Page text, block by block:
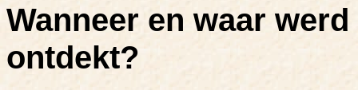
Wanneer en waar
ontdekt?